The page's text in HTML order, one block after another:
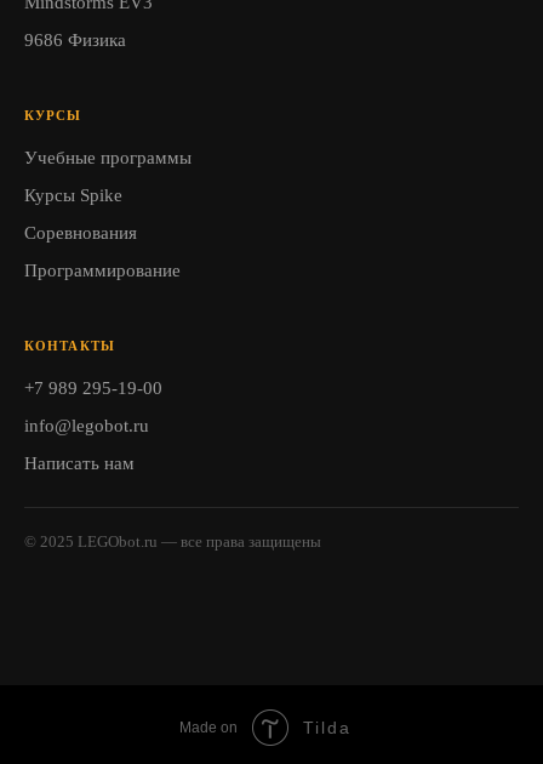
9686 Физика
КУРСЫ
Учебные программы
Курсы Spike
Соревнования
Программирование
КОНТАКТЫ
+7 989 295-19-00
info@legobot.ru
Написать нам
© 2025 LEGObot.ru — все права защищены
Made on Tilda